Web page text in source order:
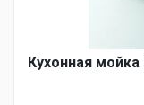
Кухонная